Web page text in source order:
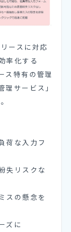
ースに対応
率化する
ス特有の管理
理サービス」
荷な入力フ
失リスクな
スの懸念を
ズに